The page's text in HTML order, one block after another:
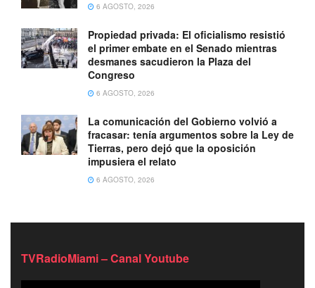
6 AGOSTO, 2026
Propiedad privada: El oficialismo resistió
el primer embate en el Senado mientras
desmanes sacudieron la Plaza del
Congreso
6 AGOSTO, 2026
La comunicación del Gobierno volvió a
fracasar: tenía argumentos sobre la Ley de
Tierras, pero dejó que la oposición
impusiera el relato
6 AGOSTO, 2026
TVRadioMiami – Canal Youtube